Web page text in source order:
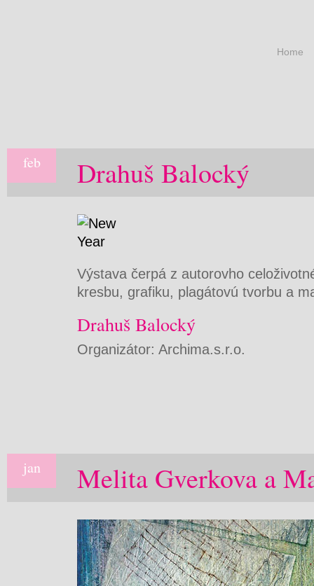
Home
feb Drahuš Balocký
Výstava čerpá z autorovho
kresbu, grafiku, plagátovú tvorbu a
Drahuš Balocký
Organizátor: Archima.s.r.o.
jan Melita Gverkova a